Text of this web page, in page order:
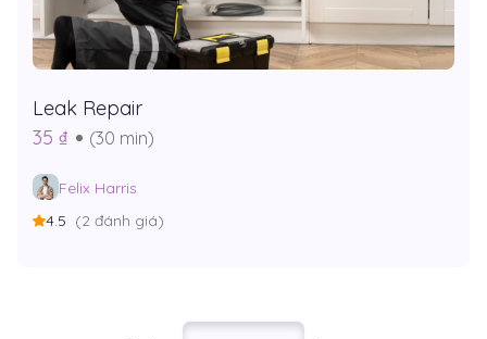
Leak Repair
35 ₫
(30 min)
Felix Harris
4.5 (2 đánh giá)